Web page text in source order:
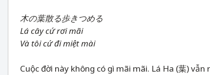
木の葉散る歩きつめる
Lá cây cứ rơi mãi
Và tôi cứ đi miệt mài
Cuộc đời này không có gì mãi mãi. Lá Ha (葉)